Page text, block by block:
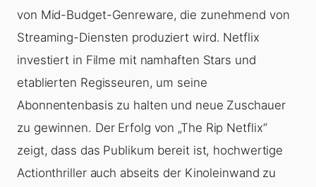
von Mid-Budget-Genreware, die zunehmend von
Streaming-Diensten produziert wird. Netflix
investiert in Filme mit namhaften Stars und
etablierten Regisseuren, um seine
Abonnentenbasis zu halten und neue Zuschauer
zu gewinnen. Der Erfolg von „The Rip Netflix“
zeigt, dass das Publikum bereit ist, hochwertige
Actionthriller auch abseits der Kinoleinwand zu